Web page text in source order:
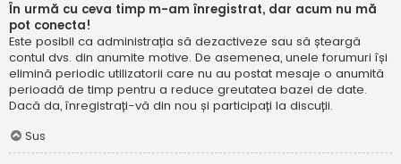
În urmă cu ceva timp m-am înregistrat, dar acum nu mă
pot conecta!
Este posibil ca administrația să dezactiveze sau să șteargă
contul dvs. din anumite motive. De asemenea, unele forumuri își
elimină periodic utilizatorii care nu au postat mesaje o anumită
perioadă de timp pentru a reduce greutatea bazei de date.
Dacă da, înregistrați-vă din nou și participați la discuții.
Sus